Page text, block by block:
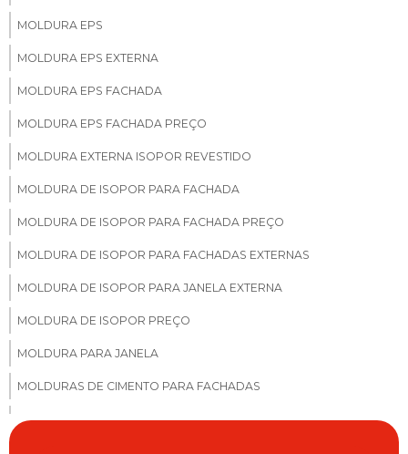
MOLDURA EPS
MOLDURA EPS EXTERNA
MOLDURA EPS FACHADA
MOLDURA EPS FACHADA PREÇO
MOLDURA EXTERNA ISOPOR REVESTIDO
MOLDURA DE ISOPOR PARA FACHADA
MOLDURA DE ISOPOR PARA FACHADA PREÇO
MOLDURA DE ISOPOR PARA FACHADAS EXTERNAS
MOLDURA DE ISOPOR PARA JANELA EXTERNA
MOLDURA DE ISOPOR PREÇO
MOLDURA PARA JANELA
MOLDURAS DE CIMENTO PARA FACHADAS
MOLDURAS DE CONCRETO PARA FACHADA